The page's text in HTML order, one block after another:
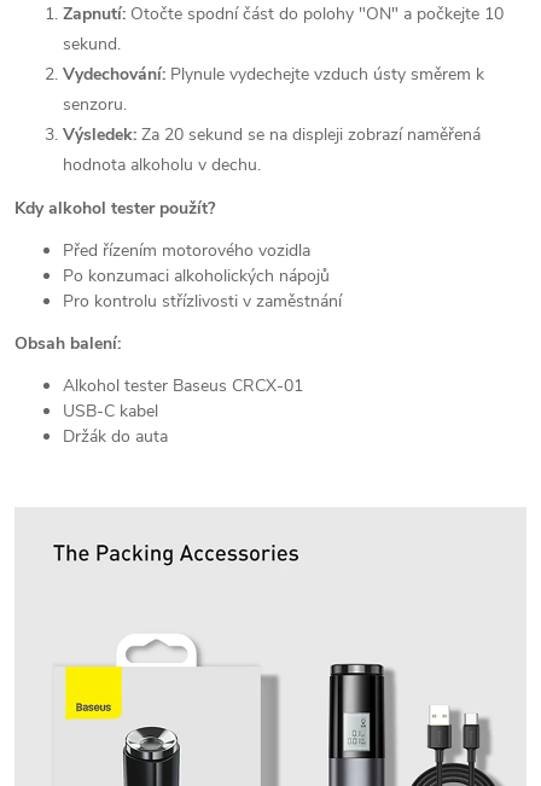
Zapnutí: Otočte spodní část do polohy "ON" a počkejte 10
sekund.
Vydechování: Plynule vydechejte vzduch ústy směrem k
senzoru.
Výsledek: Za 20 sekund se na displeji zobrazí naměřená
hodnota alkoholu v dechu.
Kdy alkohol tester použít?
Před řízením motorového vozidla
Po konzumaci alkoholických nápojů
Pro kontrolu střízlivosti v zaměstnání
Obsah balení:
Alkohol tester Baseus CRCX-01
USB-C kabel
Držák do auta